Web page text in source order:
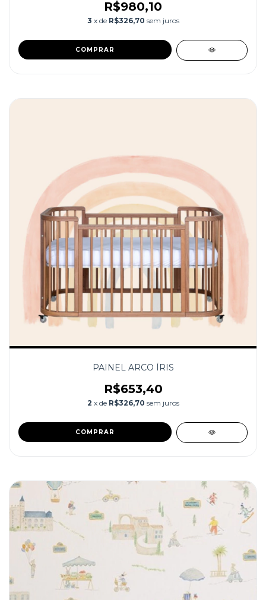
R$980,10
3 x de R$326,70 sem juros
PAINEL ARCO ÍRIS
R$653,40
2 x de R$326,70 sem juros